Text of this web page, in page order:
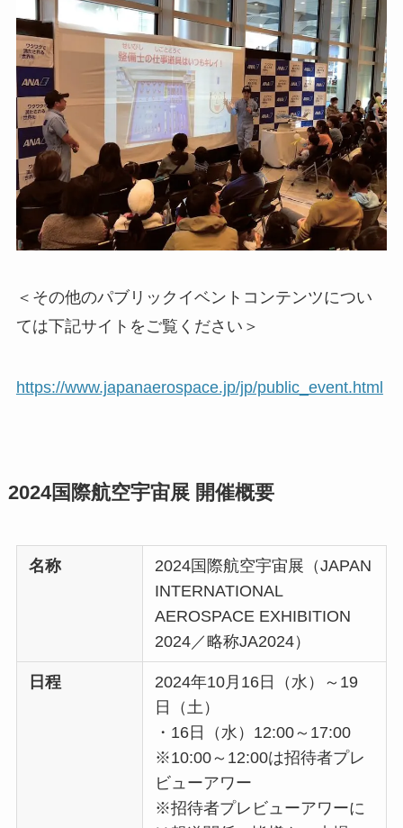
＜その他のパブリックイベントコンテンツについ
ては下記サイトをご覧ください＞
https://www.japanaerospace.jp/jp/public_event.html
2024国際航空宇宙展 開催概要
名称
2024国際航空宇宙展（JAPAN
INTERNATIONAL
AEROSPACE EXHIBITION
2024／略称JA2024）
日程
2024年10月16日（水）～19
日（土）
・16日（水）12:00～17:00
※10:00～12:00は招待者プレ
ビューアワー
※招待者プレビューアワーに